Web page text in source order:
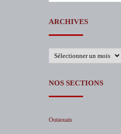
ARCHIVES
Archives
NOS SECTIONS
Outaouais